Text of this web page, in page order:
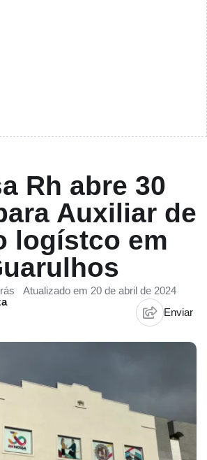
Rh abre 30
Auxiliar de
logístco em
Atualizado em 20 de abril de 2024
Enviar